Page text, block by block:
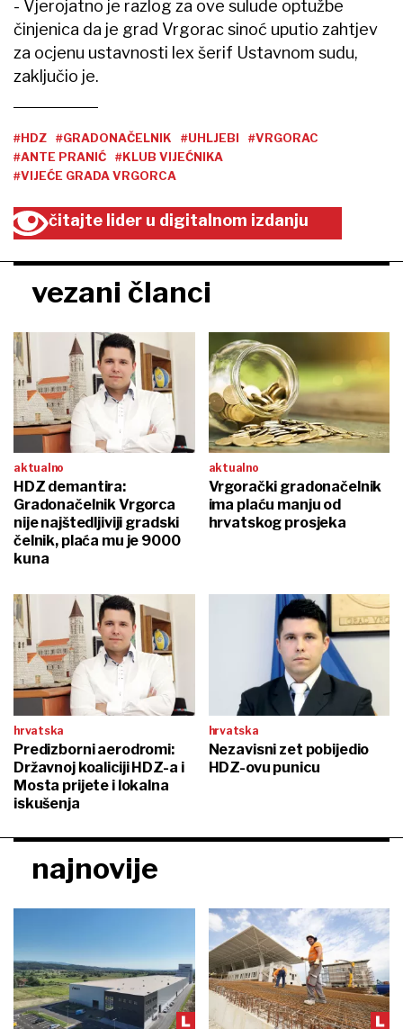
- Vjerojatno je razlog za ove sulude optužbe
činjenica da je grad Vrgorac sinoć uputio zahtjev
za ocjenu ustavnosti lex šerif Ustavnom sudu,
zaključio je.
#HDZ #GRADONAČELNIK #UHLJEBI
#VRGORAC
#ANTE PRANIĆ
#KLUB VIJEĆNIKA
#VIJEĆE GRADA VRGORCA
čitajte lider u digitalnom izdanju
vezani članci
aktualno
HDZ demantira:
Gradonačelnik Vrgorca
nije najštedljiviji gradski
čelnik, plaća mu je 9000
kuna
aktualno
Vrgorački gradonačelnik
ima plaću manju od
hrvatskog prosjeka
hrvatska
Predizborni aerodromi:
Državnoj koaliciji HDZ-a i
Mosta prijete i lokalna
iskušenja
hrvatska
Nezavisni zet pobijedio
HDZ-ovu punicu
najnovije